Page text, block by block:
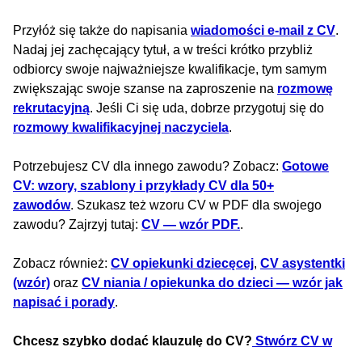
Przyłóż się także do napisania wiadomości e-mail z CV.
Nadaj jej zachęcający tytuł, a w treści krótko przybliż
odbiorcy swoje najważniejsze kwalifikacje, tym samym
zwiększając swoje szanse na zaproszenie na rozmowę
rekrutacyjną. Jeśli Ci się uda, dobrze przygotuj się do
rozmowy kwalifikacyjnej naczyciela.
Potrzebujesz CV dla innego zawodu? Zobacz: Gotowe
CV: wzory, szablony i przykłady CV dla 50+
zawodów. Szukasz też wzoru CV w PDF dla swojego
zawodu? Zajrzyj tutaj: CV — wzór PDF..
Zobacz również: CV opiekunki dziecęcej, CV asystentki
(wzór) oraz CV niania / opiekunka do dzieci — wzór jak
napisać i porady.
Chcesz szybko dodać klauzulę do CV? Stwórz CV w